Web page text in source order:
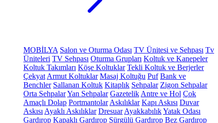
MOBİLYA Salon ve Oturma Odası TV Ünitesi ve Sehpası Tv
Üniteleri TV Sehpası Oturma Grupları Koltuk ve Kanepeler
Koltuk Takımları Köşe Koltuklar Tekli Koltuk ve Berjerler
Çekyat Armut Koltuklar Masaj Koltuğu Puf Bank ve
Benchler Sallanan Koltuk Kitaplık Sehpalar Zigon Sehpalar
Orta SehpalarYan Sehpalar Gazetelik Antre ve Hol Çok
Amaçlı Dolap Portmantolar Askılıklar Kapı Askısı Duvar
Askısı Ayaklı Askılıklar Dresuar AyakkabılıkYatak Odası
Gardırop Kapaklı Gardırop Sürgülü Gardırop Bez Gardırop